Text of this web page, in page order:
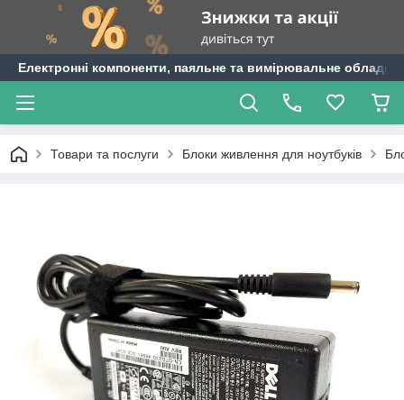
Електронні компоненти, паяльне та вимірювальне
Товари та послуги Блоки живлення для ноутбуків